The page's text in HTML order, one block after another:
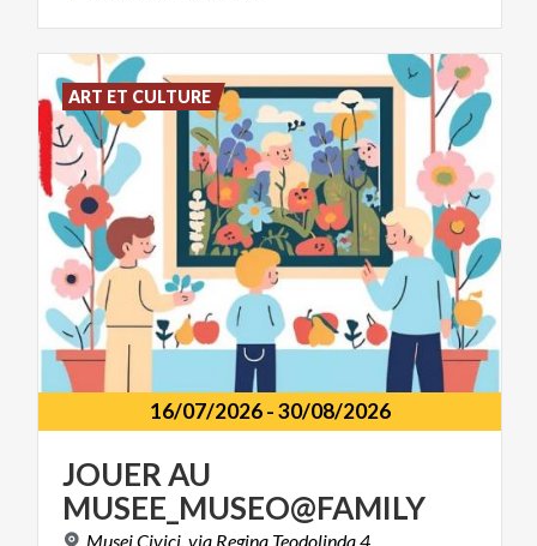
16/07/2026-30/08/2026
JOUERAU
MUSEE_MUSEO@FAMILY
MuseiCivici,via Regina Teodolinda4
ART ET CULTURE